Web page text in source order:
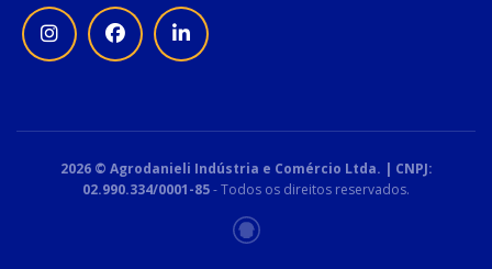
2026 © Agrodanieli Indústria e Comércio Ltda. | CNPJ:
02.990.334/0001-85- Todos os direitos reservados.